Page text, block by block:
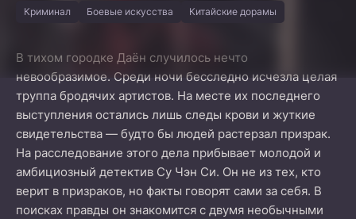
Криминал
Боевые искусства Китайские дорамы
В тихом городке Даён случилось нечто
невообразимое. Среди ночи бесследно исчезла целая
труппа бродячих артистов. На месте их последнего
выступления остались лишь следы крови и жуткие
свидетельства — будто бы людей растерзал призрак.
На расследование этого дела прибывает молодой и
амбициозный детектив Су Чэн Си. Он не из тех, кто
верит в призраков, но факты говорят сами за себя. В
поисках правды он знакомится с двумя необычными